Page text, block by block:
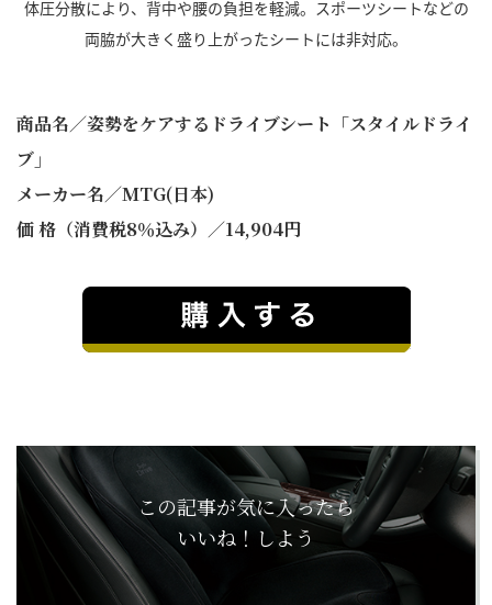
体圧分散により、背中や腰の負担を軽減。スポーツシートなどの
両脇が大きく盛り上がったシートには非対応。
商品名／姿勢をケアするドライブシート「スタイルドライ
ブ」
メーカー名／MTG(日本)
価 格（消費税8％込み）／14,904円
この記事が気に入ったら
いいね！しよう